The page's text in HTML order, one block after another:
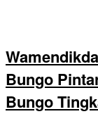
Bungo
Bungo